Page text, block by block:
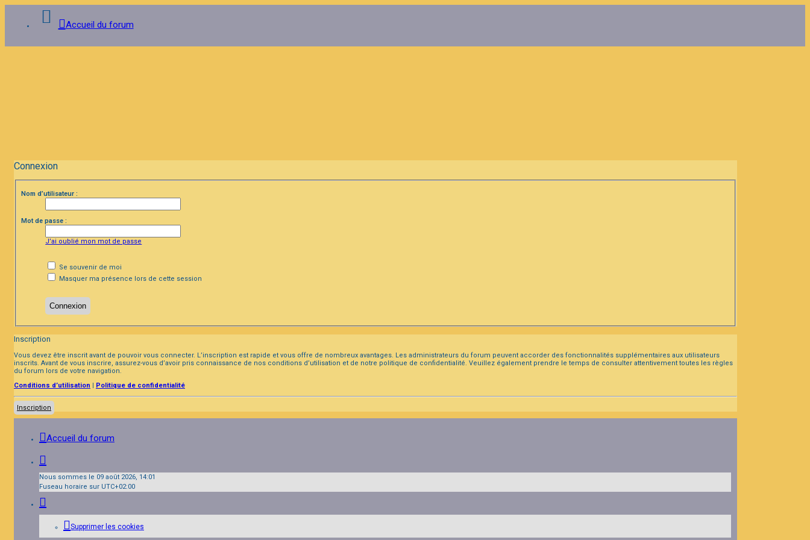
Accueil du forum
Connexion
Nom d’utilisateur :
Mot de passe :
J’ai oublié mon mot de passe
Se souvenir de moi
Masquer ma présence lors de cette session
Inscription
Vous devez être inscrit avant de pouvoir vous connecter. L’inscription est rapide et vous offre de nombreux avantages. Les administrateurs du forum peuvent accorder des fonctionnalités supplémentaires aux utilisateurs
inscrits. Avant de vous inscrire, assurez-vous d’avoir pris connaissance de nos conditions d’utilisation et de notre politique de confidentialité. Veuillez également prendre le temps de consulter attentivement toutes les règles
du forum lors de votre navigation.
Conditions d’utilisation | Politique de confidentialité
Inscription
Accueil du forum
Nous sommes le 09 août 2026, 14:01
Fuseau horaire sur UTC+02:00
Supprimer les cookies